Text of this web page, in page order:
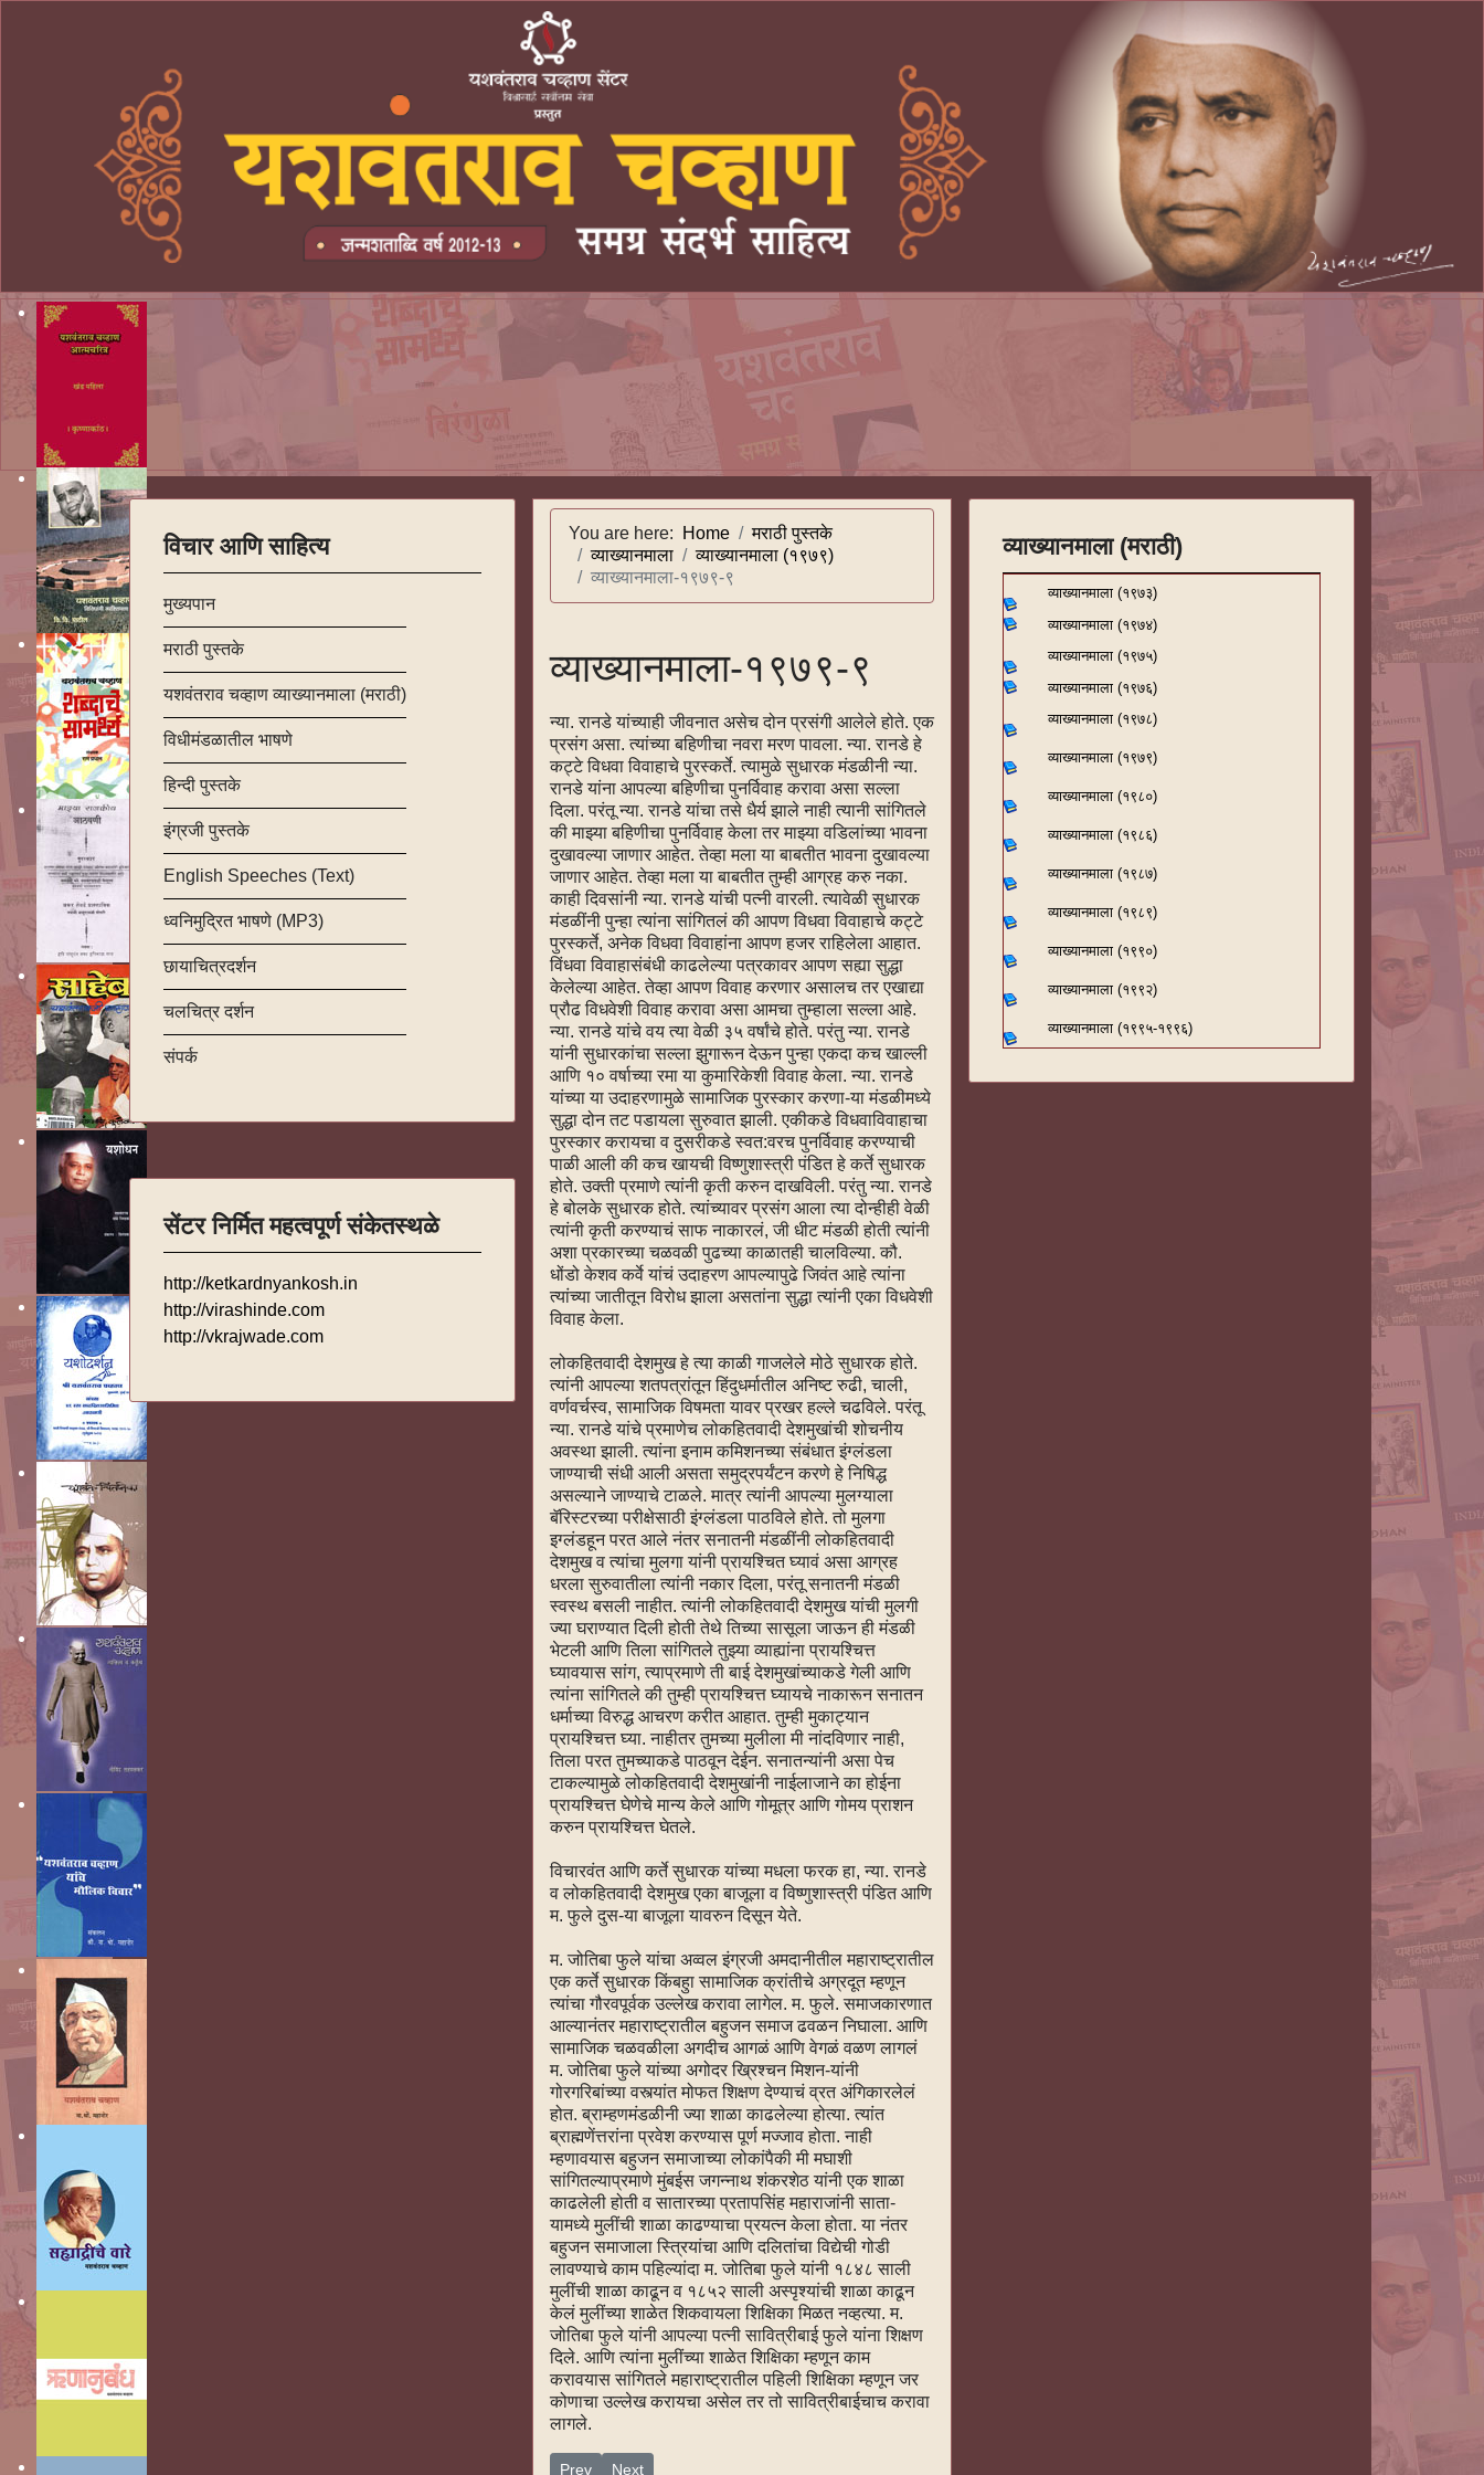
विचार आणि साहित्य
मुख्यपान
मराठी पुस्तके
यशवंतराव चव्हाण व्याख्यानमाला (मराठी)
विधीमंडळातील भाषणे
हिन्दी पुस्तके
इंग्रजी पुस्तके
English Speeches (Text)
ध्वनिमुद्रित भाषणे (MP3)
छायाचित्रदर्शन
चलचित्र दर्शन
संपर्क
सेंटर निर्मित महत्वपूर्ण संकेतस्थळे
http://ketkardnyankosh.in
http://virashinde.com
http://vkrajwade.com
You are here: Home
मराठी पुस्तके
व्याख्यानमाला
व्याख्यानमाला (१९७९)
व्याख्यानमाला-१९७९-९
व्याख्यानमाला-१९७९-९
न्या. रानडे यांच्याही जीवनात असेच दोन प्रसंगी आलेले होते. एक
प्रसंग असा. त्यांच्या बहिणीचा नवरा मरण पावला. न्या. रानडे हे
कट्टे विधवा विवाहाचे पुरस्कर्ते. त्यामुळे सुधारक मंडळीनी न्या.
रानडे यांना आपल्या बहिणीचा पुनर्विवाह करावा असा सल्ला
दिला. परंतू न्या. रानडे यांचा तसे धैर्य झाले नाही त्यानी सांगितले
की माझ्या बहिणीचा पुनर्विवाह केला तर माझ्या वडिलांच्या भावना
दुखावल्या जाणार आहेत. तेव्हा मला या बाबतीत भावना दुखावल्या
जाणार आहेत. तेव्हा मला या बाबतीत तुम्ही आग्रह करु नका.
काही दिवसांनी न्या. रानडे यांची पत्नी वारली. त्यावेळी सुधारक
मंडळींनी पुन्हा त्यांना सांगितलं की आपण विधवा विवाहाचे कट्टे
पुरस्कर्ते, अनेक विधवा विवाहांना आपण हजर राहिलेला आहात.
विंधवा विवाहासंबंधी काढलेल्या पत्रकावर आपण सह्या सुद्धा
केलेल्या आहेत. तेव्हा आपण विवाह करणार असालच तर एखाद्या
प्रौढ विधवेशी विवाह करावा असा आमचा तुम्हाला सल्ला आहे.
न्या. रानडे यांचे वय त्या वेळी ३५ वर्षांचे होते. परंतु न्या. रानडे
यांनी सुधारकांचा सल्ला झुगारून देऊन पुन्हा एकदा कच खाल्ली
आणि १० वर्षाच्या रमा या कुमारिकेशी विवाह केला. न्या. रानडे
यांच्या या उदाहरणामुळे सामाजिक पुरस्कार करणा-या मंडळीमध्ये
सुद्धा दोन तट पडायला सुरुवात झाली. एकीकडे विधवाविवाहाचा
पुरस्कार करायचा व दुसरीकडे स्वत:वरच पुनर्विवाह करण्याची
पाळी आली की कच खायची विष्णुशास्त्री पंडित हे कर्ते सुधारक
होते. उक्ती प्रमाणे त्यांनी कृती करुन दाखविली. परंतु न्या. रानडे
हे बोलके सुधारक होते. त्यांच्यावर प्रसंग आला त्या दोन्हीही वेळी
त्यांनी कृती करण्याचं साफ नाकारलं, जी धीट मंडळी होती त्यांनी
अशा प्रकारच्या चळवळी पुढच्या काळातही चालविल्या. कौ.
धोंडो केशव कर्वे यांचं उदाहरण आपल्यापुढे जिवंत आहे त्यांना
त्यांच्या जातीतून विरोध झाला असतांना सुद्धा त्यांनी एका विधवेशी
विवाह केला.
लोकहितवादी देशमुख हे त्या काळी गाजलेले मोठे सुधारक होते.
त्यांनी आपल्या शतपत्रांतून हिंदुधर्मातील अनिष्ट रुढी, चाली,
वर्णवर्चस्व, सामाजिक विषमता यावर प्रखर हल्ले चढविले. परंतू
न्या. रानडे यांचे प्रमाणेच लोकहितवादी देशमुखांची शोचनीय
अवस्था झाली. त्यांना इनाम कमिशनच्या संबंधात इंग्लंडला
जाण्याची संधी आली असता समुद्रपर्यंटन करणे हे निषिद्ध
असल्याने जाण्याचे टाळले. मात्र त्यांनी आपल्या मुलग्याला
बॅरिस्टरच्या परीक्षेसाठी इंग्लंडला पाठविले होते. तो मुलगा
इग्लंडहून परत आले नंतर सनातनी मंडळींनी लोकहितवादी
देशमुख व त्यांचा मुलगा यांनी प्रायश्चित घ्यावं असा आग्रह
धरला सुरुवातीला त्यांनी नकार दिला, परंतू सनातनी मंडळी
स्वस्थ बसली नाहीत. त्यांनी लोकहितवादी देशमुख यांची मुलगी
ज्या घराण्यात दिली होती तेथे तिच्या सासूला जाऊन ही मंडळी
भेटली आणि तिला सांगितले तुझ्या व्याह्यांना प्रायश्चित्त
घ्यावयास सांग, त्याप्रमाणे ती बाई देशमुखांच्याकडे गेली आणि
त्यांना सांगितले की तुम्ही प्रायश्चित्त घ्यायचे नाकारून सनातन
धर्माच्या विरुद्ध आचरण करीत आहात. तुम्ही मुकाट्यान
प्रायश्चित्त घ्या. नाहीतर तुमच्या मुलीला मी नांदविणार नाही,
तिला परत तुमच्याकडे पाठवून देईन. सनातन्यांनी असा पेच
टाकल्यामुळे लोकहितवादी देशमुखांनी नाईलाजाने का होईना
प्रायश्चित्त घेणेचे मान्य केले आणि गोमूत्र आणि गोमय प्राशन
करुन प्रायश्चित्त घेतले.
विचारवंत आणि कर्ते सुधारक यांच्या मधला फरक हा, न्या. रानडे
व लोकहितवादी देशमुख एका बाजूला व विष्णुशास्त्री पंडित आणि
म. फुले दुस-या बाजूला यावरुन दिसून येते.
म. जोतिबा फुले यांचा अव्वल इंग्रजी अमदानीतील महाराष्ट्रातील
एक कर्ते सुधारक किंबहुा सामाजिक क्रांतीचे अग्रदूत म्हणून
त्यांचा गौरवपूर्वक उल्लेख करावा लागेल. म. फुले. समाजकारणात
आल्यानंतर महाराष्ट्रातील बहुजन समाज ढवळन निघाला. आणि
सामाजिक चळवळीला अगदीच आगळं आणि वेगळं वळण लागलं
म. जोतिबा फुले यांच्या अगोदर ख्रिश्चन मिशन-यांनी
गोरगरिबांच्या वस्त्यांत मोफत शिक्षण देण्याचं व्रत अंगिकारलेलं
होत. ब्राम्हणमंडळीनी ज्या शाळा काढलेल्या होत्या. त्यांत
ब्राह्मणेंत्तरांना प्रवेश करण्यास पूर्ण मज्जाव होता. नाही
म्हणावयास बहुजन समाजाच्या लोकांपैकी मी मघाशी
सांगितल्याप्रमाणे मुंबईस जगन्नाथ शंकरशेठ यांनी एक शाळा
काढलेली होती व सातारच्या प्रतापसिंह महाराजांनी साता-
यामध्ये मुलींची शाळा काढण्याचा प्रयत्न केला होता. या नंतर
बहुजन समाजाला स्त्रियांचा आणि दलितांचा विद्येची गोडी
लावण्याचे काम पहिल्यांदा म. जोतिबा फुले यांनी १८४८ साली
मुलींची शाळा काढून व १८५२ साली अस्पृश्यांची शाळा काढून
केलं मुलींच्या शाळेत शिकवायला शिक्षिका मिळत नव्हत्या. म.
जोतिबा फुले यांनी आपल्या पत्नी सावित्रीबाई फुले यांना शिक्षण
दिले. आणि त्यांना मुलींच्या शाळेत शिक्षिका म्हणून काम
करावयास सांगितले महाराष्ट्रातील पहिली शिक्षिका म्हणून जर
कोणाचा उल्लेख करायचा असेल तर तो सावित्रीबाईचाच करावा
लागले.
Previous article: व्याख्यानमाला-१९७९-१०
Prev Next article: व्याख्यानमाला-१९७९-८
Next
व्याख्यानमाला (मराठी)
व्याख्यानमाला (१९७३)
व्याख्यानमाला (१९७४)
व्याख्यानमाला (१९७५)
व्याख्यानमाला (१९७६)
व्याख्यानमाला (१९७८)
व्याख्यानमाला (१९७९)
व्याख्यानमाला (१९८०)
व्याख्यानमाला (१९८६)
व्याख्यानमाला (१९८७)
व्याख्यानमाला (१९८९)
व्याख्यानमाला (१९९०)
व्याख्यानमाला (१९९२)
व्याख्यानमाला (१९९५-१९९६)